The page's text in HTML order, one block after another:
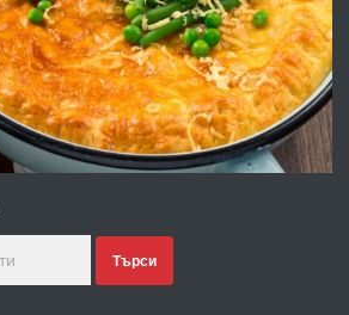
преди 3 дни
№4120 Магазин/Офис под наем в кв.
Търси